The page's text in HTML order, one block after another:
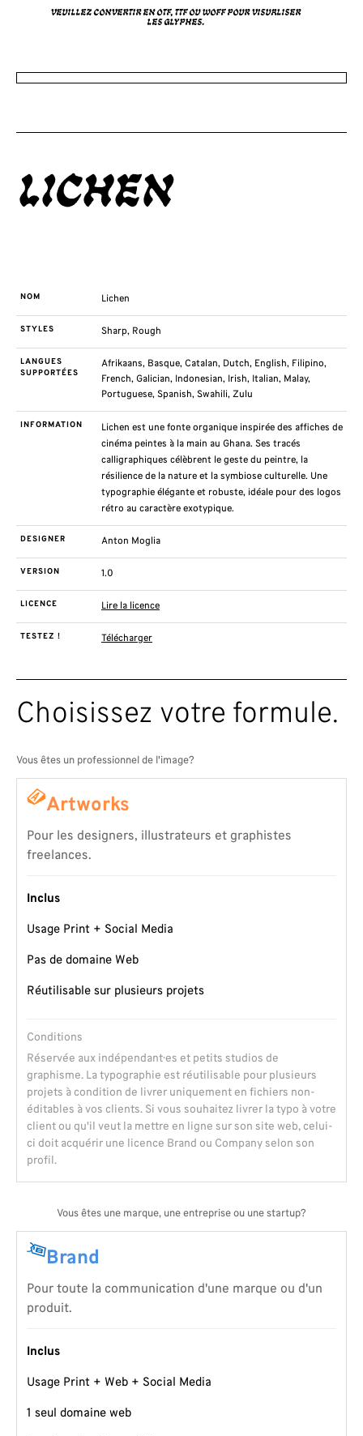
Veuillez convertir en OTF, TTF ou WOFF pour visualiser
les glyphes.
Lichen
NOM Lichen
STYLES Sharp, Rough
LANGUES
SUPPORTÉES
Afrikaans, Basque, Catalan, Dutch, English, Filipino,
French, Galician, Indonesian, Irish, Italian, Malay,
Portuguese, Spanish, Swahili, Zulu
INFORMATION Lichen est une fonte organique inspirée des affiches de
cinéma peintes à la main au Ghana. Ses tracés
calligraphiques célèbrent le geste du peintre, la
résilience de la nature et la symbiose culturelle. Une
typographie élégante et robuste, idéale pour des logos
rétro au caractère exotypique.
DESIGNER Anton Moglia
VERSION 1.0
LICENCE Lire la licence
TESTEZ ! Télécharger
Choisissez votre formule.
Vous êtes un professionnel de l'image?
Artworks
Pour les designers, illustrateurs et graphistes
freelances.
Inclus
Usage Print + Social Media
Pas de domaine Web
Réutilisable sur plusieurs projets
Conditions
Réservée aux indépendant·es et petits studios de
graphisme. La typographie est réutilisable pour plusieurs
projets à condition de livrer uniquement en fichiers non-
éditables à vos clients. Si vous souhaitez livrer la typo à votre
client ou qu'il veut la mettre en ligne sur son site web, celui-
ci doit acquérir une licence Brand ou Company selon son
profil.
Vous êtes une marque, une entreprise ou une startup?
Brand
Pour toute la communication d'une marque ou d'un
produit.
Inclus
Usage Print + Web + Social Media
1 seul domaine web